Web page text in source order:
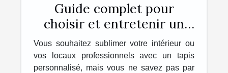
Guide complet pour
choisir et entretenir un
tapis personnalisé
Vous souhaitez sublimer votre intérieur ou
vos locaux professionnels avec un tapis
personnalisé, mais vous ne savez pas par